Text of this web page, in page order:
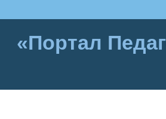
«Портал